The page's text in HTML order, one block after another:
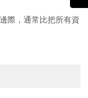
際，通常比把所有資